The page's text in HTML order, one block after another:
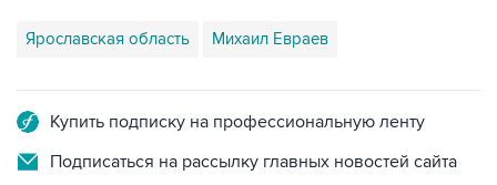
Ярославская область Михаил Евраев
Купить подписку на профессиональную ленту
Подписаться на рассылку главных новостей сайта